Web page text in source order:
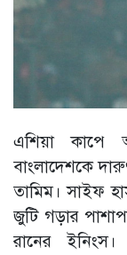
এশিয়া কাপে
বাংলাদেশকে
তামিম। সাইফ
জুটি গড়ার
রানের